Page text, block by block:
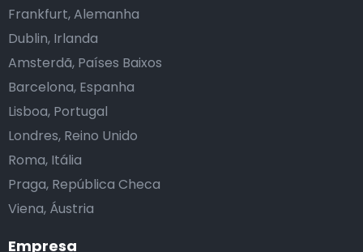
Empresa
Frankfurt, Alemanha
Dublin, Irlanda
Amsterdã, Países Baixos
Barcelona, Espanha
Lisboa, Portugal
Londres, Reino Unido
Roma, Itália
Praga, República Checa
Viena, Áustria